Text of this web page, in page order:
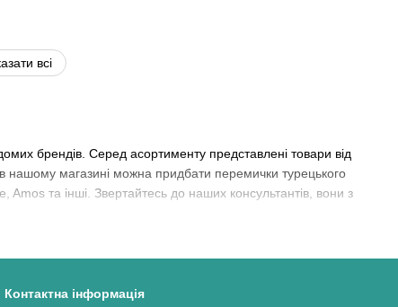
брендів. Серед асортименту представлені товари від
нашому магазині можна придбати перемички турецького
та інші. Звертайтесь до наших консультантів, вони з
всі
Контактна інформація